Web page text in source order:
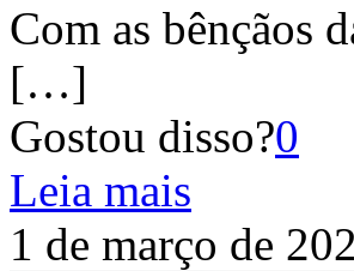
Com as bênçãos
[…]
Gostou disso?0
Leia mais
1 de março de